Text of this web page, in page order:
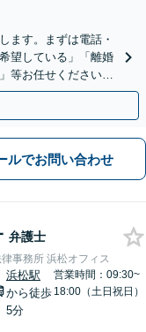
ます。まずは電話・
望している」「離婚
等お任せください。
ルでお問い合わせ
弁護士
事務所 浜松オフィス
浜松駅
から徒歩
5分
営業時間：09:30~
18:00（土日祝日）